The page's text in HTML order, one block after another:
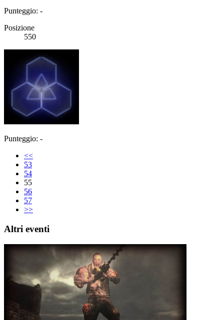
Punteggio: -
Posizione
550
Punteggio: -
<<
53
54
55
56
57
>>
Altri eventi